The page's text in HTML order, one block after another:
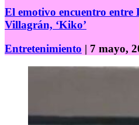
El emotivo encuentro entre
Villagrán, ‘Kiko’
Entretenimiento | 7 mayo,